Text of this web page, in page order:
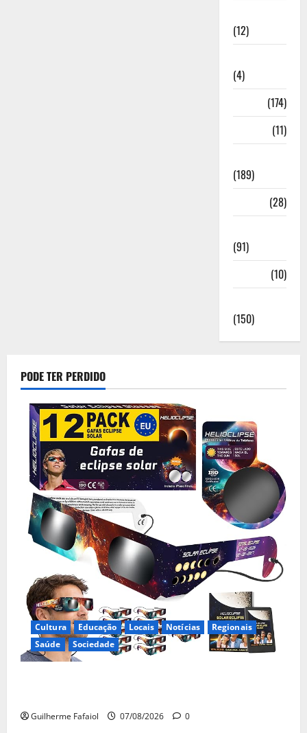
(12)
(4)
(174)
(11)
(189)
(28)
(91)
(10)
(150)
PODE TER PERDIDO
Cultura Educação Locais Notícias
Regionais
Saúde
Sociedade
Guilherme Fafaiol 07/08/2026 0